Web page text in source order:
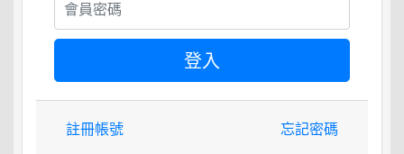
註冊帳號 忘記密碼